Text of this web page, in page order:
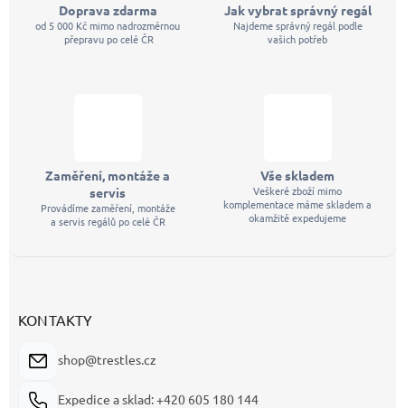
Doprava zdarma
od 5 000 Kč mimo nadrozměrnou
přepravu po celé ČR
Jak vybrat správný regál
Najdeme správný regál podle
vašich potřeb
Zaměření, montáže a
servis
Provádíme zaměření, montáže
a servis regálů po celé ČR
Vše skladem
Veškeré zboží mimo
komplementace máme skladem a
okamžitě expedujeme
KONTAKTY
shop@trestles.cz
Expedice a sklad: +420 605 180 144